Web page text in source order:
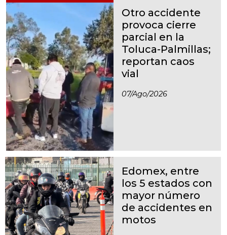
Otro accidente
provoca cierre
parcial en la
Toluca-Palmillas;
reportan caos
vial
07/ago/2026
Edomex, entre
los 5 estados con
mayor número
de accidentes en
motos